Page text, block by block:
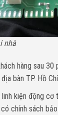
nhà
hàng sau
bàn TP. Hồ
kiện động cơ
chính sách